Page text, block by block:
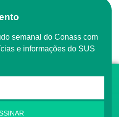
e informações do SUS